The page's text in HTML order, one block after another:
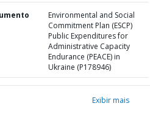
Environmental and Social
Commitment Plan (ESCP)
Public Expenditures for
Administrative Capacity
Endurance (PEACE) in
Ukraine (P178946)
Exibir mais